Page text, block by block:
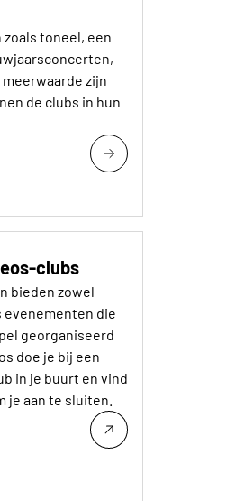
toneel, een
zijn
de clubs in hun
clubs
bieden zowel
evenementen die
georganiseerd
doe je bij een
in je buurt en vind
je aan te sluiten.